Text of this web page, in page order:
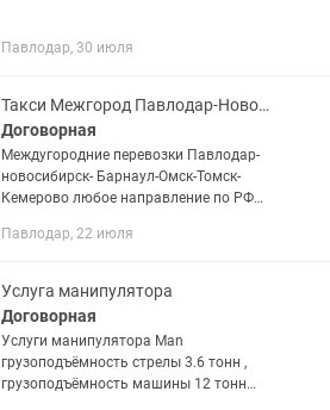
Павлодар, 30 июля
Такси Межгород Павлодар-Новосибирск
Договорная
Междугородние перевозки Павлодар-
новосибирск- Барнаул-Омск-Томск-
Кемерово любое направление по РФ
Павлодар, 22 июля
Услуга манипулятора
Договорная
Услуги манипулятора Man
грузоподъёмность стрелы 3.6 тонн ,
грузоподъёмность машины 12 тонн